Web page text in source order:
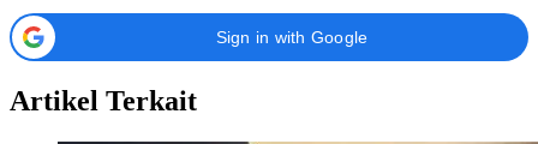
Sign in with Google
Artikel Terkait